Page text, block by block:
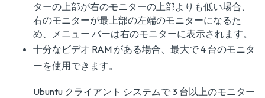
ターの上部が右のモニターの上部よりも低い場合、
右のモニターが最上部の左端のモニターになるた
め、メニュー バーは右のモニターに表示されます。
十分なビデオ RAM がある場合、最大で 4 台のモニタ
ーを使用できます。
Ubuntu クライアント システムで 3 台以上のモニター